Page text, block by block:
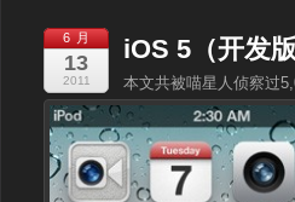
6 月
13
2011
iOS 5（开发
本文共被喵星人侦察过